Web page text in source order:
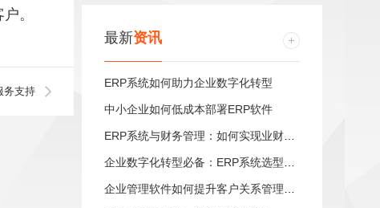
。
务支持
最新资讯
ERP系统如何助力企业数字化转型
中小企业如何低成本部署ERP软件